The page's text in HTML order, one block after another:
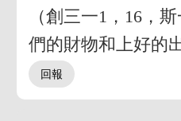
（創三一1，16，
們的財物和上好的